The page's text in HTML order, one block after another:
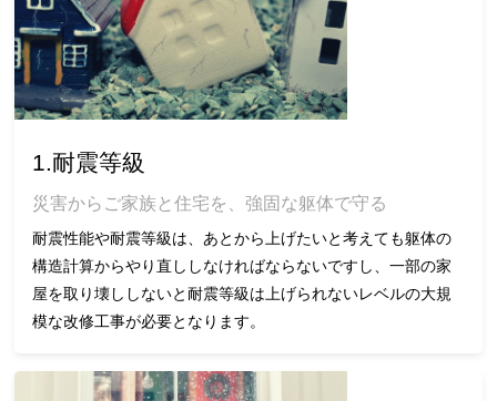
1.耐震等級
災害からご家族と住宅を、強固な躯体で守る
耐震性能や耐震等級は、あとから上げたいと考えても躯体の
構造計算からやり直ししなければならないですし、一部の家
屋を取り壊ししないと耐震等級は上げられないレベルの大規
模な改修工事が必要となります。